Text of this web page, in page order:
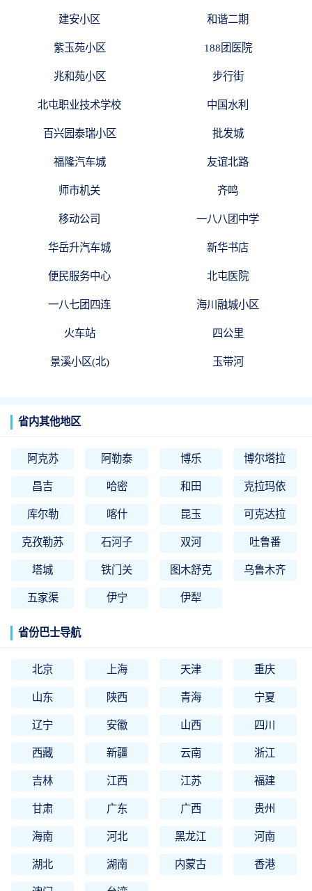
建安小区 和谐二期
紫玉苑小区 188团医院
兆和苑小区 步行街
北屯职业技术学校 中国水利
百兴园泰瑞小区 批发城
福隆汽车城 友谊北路
师市机关 齐鸣
移动公司 一八八团中学
华岳升汽车城 新华书店
便民服务中心 北屯医院
一八七团四连 海川融城小区
火车站 四公里
景溪小区(北) 玉带河
省内其他地区
阿克苏 阿勒泰 博乐 博尔塔拉
昌吉 哈密 和田 克拉玛依
库尔勒 喀什 昆玉 可克达拉
克孜勒苏 石河子 双河 吐鲁番
塔城 铁门关 图木舒克 乌鲁木齐
五家渠 伊宁 伊犁
省份巴士导航
北京 上海 天津 重庆
山东 陕西 青海 宁夏
辽宁 安徽 山西 四川
西藏 新疆 云南 浙江
吉林 江西 江苏 福建
甘肃 广东 广西 贵州
海南 河北 黑龙江 河南
湖北 湖南 内蒙古 香港